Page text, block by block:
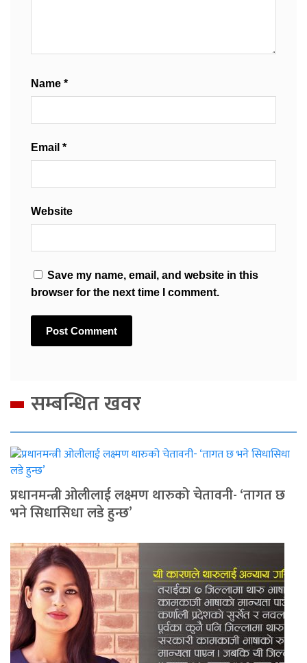
Name *
Email *
Website
Save my name, email, and website in this
browser for the next time I comment.
सम्बन्धित खवर
प्रधानमन्त्री ओलीलाई लक्ष्मण थारुको चेतावनी- ‘तागत छ
भने सिधासिधा लडे हुन्छ’